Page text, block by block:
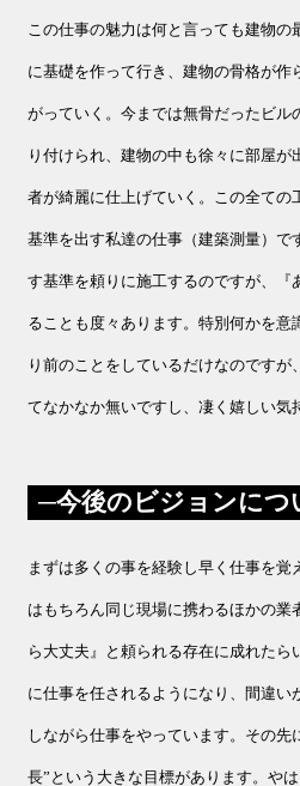
この仕事の魅力は何と言っても建物の
に基礎を作って行き、建物の骨格が作
がっていく。今までは無骨だったビル
り付けられ、建物の中も徐々に部屋が
者が綺麗に仕上げていく。この全ての
基準を出す私達の仕事（建築測量）で
す基準を頼りに施工するのですが、『
ることも度々あります。特別何かを意
り前のことをしているだけなのですが
てなかなか無いですし、凄く嬉しい気
今後のビジョンにつ
まずは多くの事を経験し早く仕事を覚
はもちろん同じ現場に携わるほかの業
ら大丈夫』と頼られる存在に成れたら
に仕事を任されるようになり、間違い
しながら仕事をやっています。その先
長”という大きな目標があります。や